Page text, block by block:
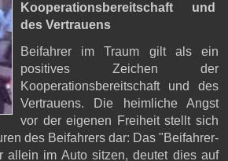
Kooperationsbereitschaft und
des Vertrauens
Beifahrer im Traum gilt als ein
positives Zeichen der
Kooperationsbereitschaft und des
Vertrauens. Die heimliche Angst
vor der eigenen Freiheit stellt sich
des Beifahrers dar: Das "Beifahrer-
allein im Auto sitzen, deutet dies auf